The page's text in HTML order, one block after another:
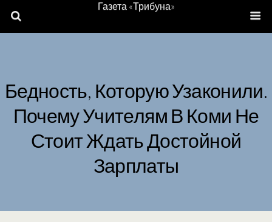
Газета «Трибуна»
Бедность, Которую Узаконили.
Почему Учителям В Коми Не
Стоит Ждать Достойной
Зарплаты